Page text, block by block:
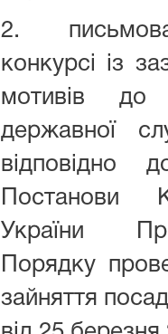
2. письмова
конкурсі із
мотивів до
державної
Постанови
України
Порядку
зайняття